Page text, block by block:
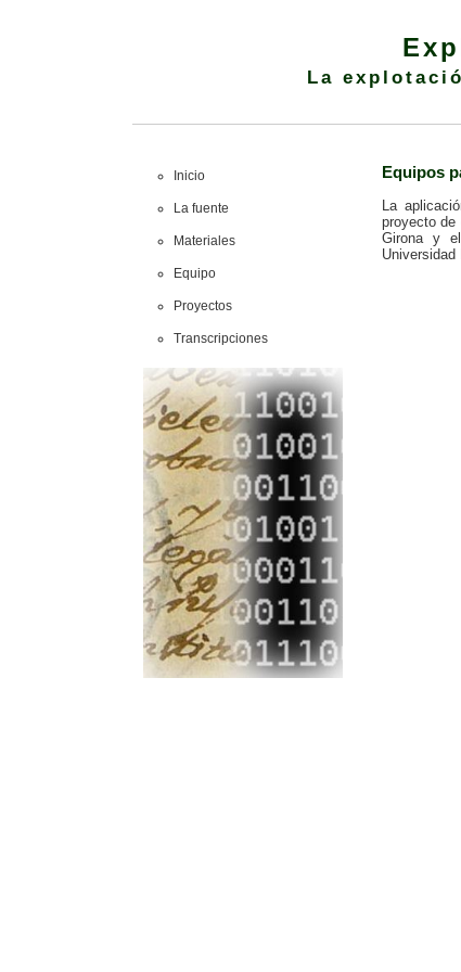
La explotació
Inicio
La fuente
Materiales
Equipo
Proyectos
Transcripciones
Equipos
La
proyecto de
Girona y
Universidad